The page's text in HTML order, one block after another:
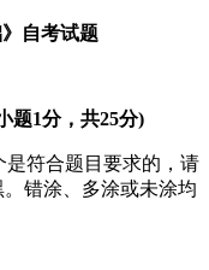
自考试题
题1分，共25分)
符合题目要求的，请
错涂、多涂或未涂均